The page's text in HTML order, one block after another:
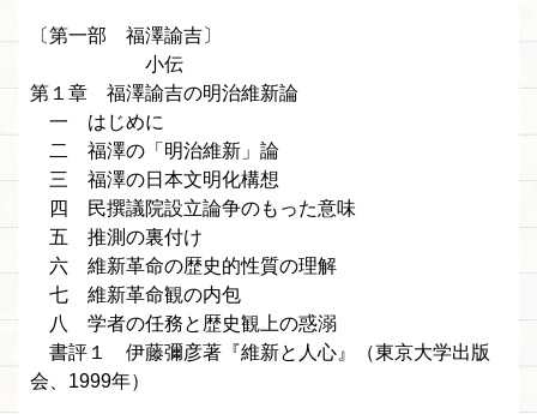
〔第一部 福澤諭吉〕
小伝
第１章 福澤諭吉の明治維新論
一 はじめに
二 福澤の「明治維新」論
三 福澤の日本文明化構想
四 民撰議院設立論争のもった意味
五 推測の裏付け
六 維新革命の歴史的性質の理解
七 維新革命観の内包
八 学者の任務と歴史観上の惑溺
書評１ 伊藤彌彦著『維新と人心』（東京大学出版
会、1999年）